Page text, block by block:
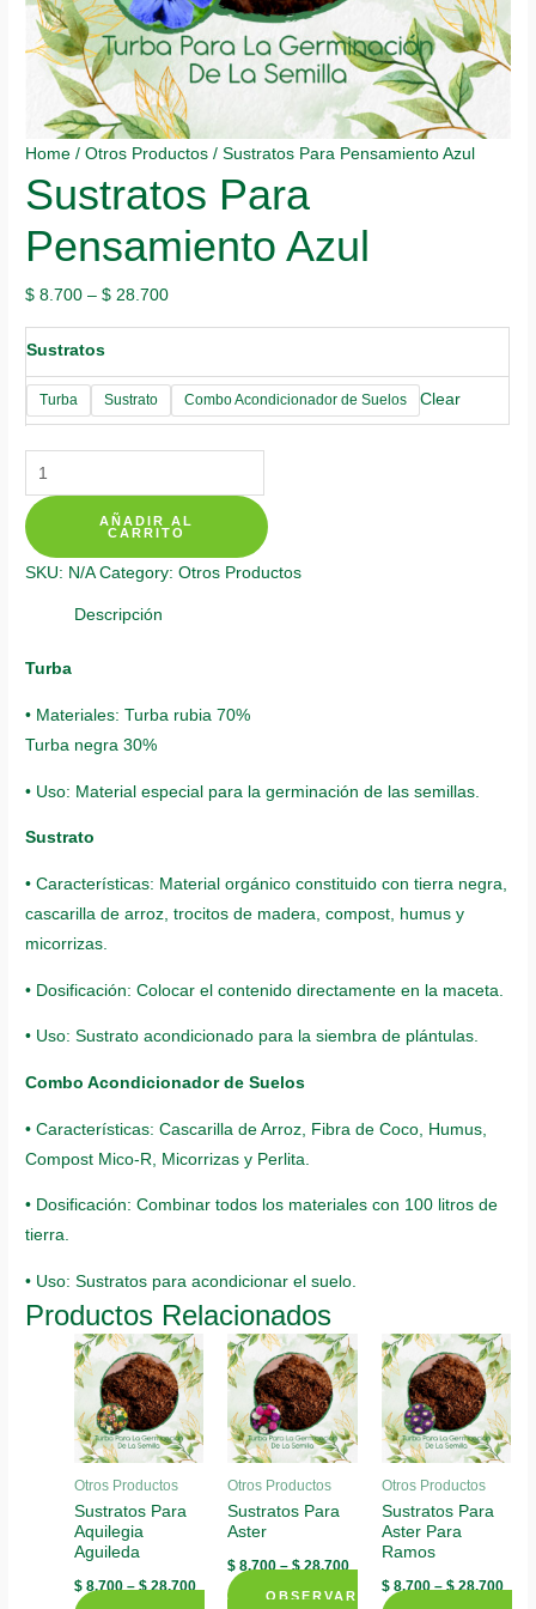
Home /Otros Productos / Sustratos Para Pensamiento Azul
Sustratos Para
Pensamiento Azul
$ 8.700 –$ 28.700
Sustratos
Turba Sustrato Combo Acondicionador de Suelos Clear
Sustratos
Para
Pensamiento
Azul
quantity
AÑADIR AL
CARRITO
SKU: N/A Category:Otros Productos
Descripción
Turba
• Materiales: Turba rubia 70%
Turba negra 30%
• Uso: Material especial para la germinación de las semillas.
Sustrato
• Características: Material orgánico constituido con tierra negra,
cascarilla de arroz, trocitos de madera, compost, humus y
micorrizas.
• Dosificación: Colocar el contenido directamente en la maceta.
• Uso: Sustrato acondicionado para la siembra de plántulas.
Combo Acondicionador de Suelos
• Características: Cascarilla de Arroz, Fibra de Coco, Humus,
Compost Mico-R, Micorrizas y Perlita.
• Dosificación: Combinar todos los materiales con 100 litros de
tierra.
• Uso: Sustratos para acondicionar el suelo.
Productos Relacionados
Otros Productos
Sustratos Para
Aquilegia
Aguileda
$ 8.700–$28.700
Otros Productos
Sustratos Para
Aster
$ 8.700–$28.700
OBSERVAR
Otros Productos
Sustratos Para
Aster Para
Ramos
$8.700–$28.700